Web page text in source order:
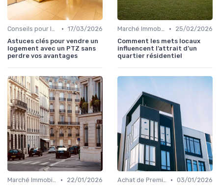
Conseils pour la Vente de Biens • 17/03/2026
Astuces clés pour vendre un
logement avec un PTZ sans
perdre vos avantages
Marché Immobilier et Prix •
25/02/2026
Comment les mets locaux
influencent l’attrait d’un
quartier résidentiel
Marché Immobilier et Prix •
22/01/2026
Achat de Première Maison • 03/01/2026